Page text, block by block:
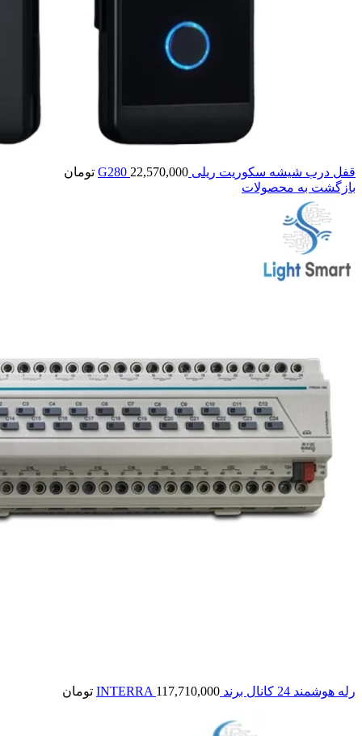
قفل درب شیشه سکوریت ریلی G280 22,570,000
تومان
بازگشت به محصولات
رله هوشمند 24 کانال برند INTERRA 117,710,000 تومان